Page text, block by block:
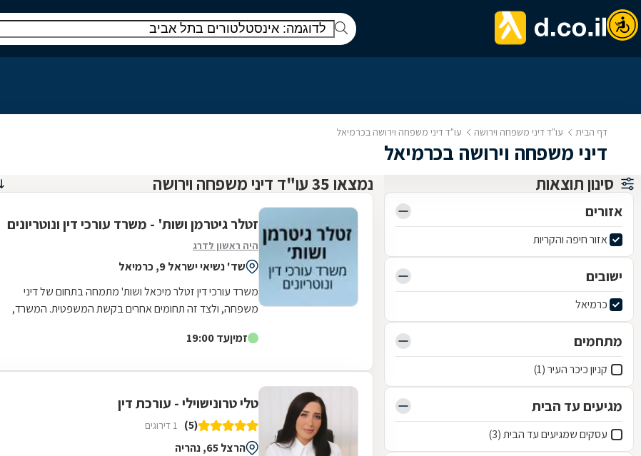
דף הבית עו"ד דיני משפחה וירושה עו"ד דיני משפחה וירושה בכרמיאל
דיני משפחה וירושה בכרמיאל
סינון תוצאות
אזורים
אזור חיפה והקריות
ישובים
כרמיאל
מתחמים
קניון כיכר העיר (1)
מגיעים עד הבית
עסקים שמגיעים עד הבית (3)
נמצאו 35 עו"ד דיני משפחה וירושה
זטלר גיטרמן ושות' - משרד עורכי דין ונוטריונים
היה ראשון לדרג
שד' נשיאי ישראל 9, כרמיאל
משרד עורכי דין זטלר מיכאל ושות' מתמחה בתחום של דיני
משפחה, ולצד זה תחומים אחרים בקשת המשפטית. המשרד,
זמיןעד 19:00
טלי טרונישוילי - עורכת דין
(5) 1 דירוגים
הרצל 65, נהריה